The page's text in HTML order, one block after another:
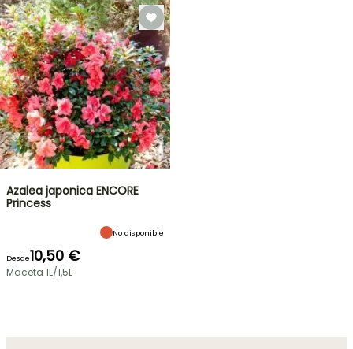
Azalea japonica ENCORE
Princess
No disponible
Desde10,50 €
Maceta 1L/1,5L